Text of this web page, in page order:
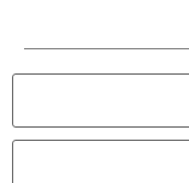
Alle Preise inkl.
© 1986-2026 E.M.P.